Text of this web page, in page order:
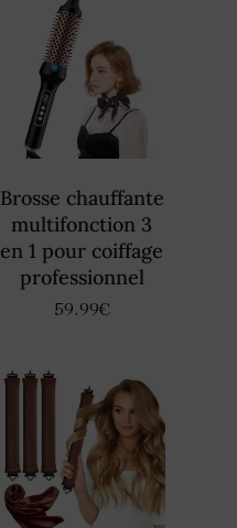
Brosse chauffante
multifonction 3
en 1 pour coiffage
professionnel
59.99€